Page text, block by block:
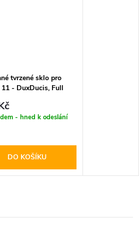
tvrzené sklo pro
- DuxDucis, Full
- hned k odeslání
DO KOŠÍKU